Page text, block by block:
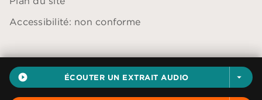
play_circle_filled ÉCOUTER UN EXTRAIT AUDIO arrow_drop_down
Accessibilité: non conforme
Données personnelles